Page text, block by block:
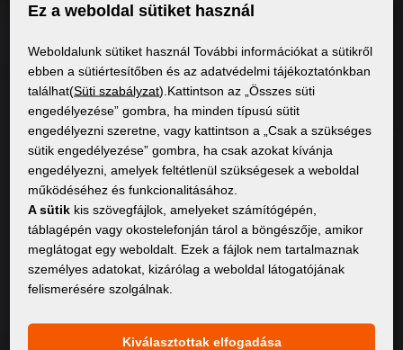
Elfogadoma GDPR általános feltételei
ÁLTALÁNOS INFORMÁCIÓK
Adatvédelmi irányelvek
Sütiszabályzat
TARTALOM
Rólunk
Termékek
Ez a weboldal sütiket használ
Weboldalunk sütiket használ További információkat a sütikről
ebben a sütiértesítőben és az adatvédelmi tájékoztatónkban
találhat(Süti szabályzat).Kattintson az „Összes süti
engedélyezése” gombra, ha minden típusú sütit
engedélyezni szeretne, vagy kattintson a „Csak a szükséges
sütik engedélyezése” gombra, ha csak azokat kívánja
engedélyezni, amelyek feltétlenül szükségesek a weboldal
működéséhez és funkcionalitásához.
A sütik kis szövegfájlok, amelyeket számítógépén,
táblagépén vagy okostelefonján tárol a böngészője, amikor
meglátogat egy weboldalt. Ezek a fájlok nem tartalmaznak
személyes adatokat, kizárólag a weboldal látogatójának
felismerésére szolgálnak.
Kiválasztottak elfogadása